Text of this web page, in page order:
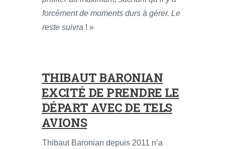
forcément de moments durs à gérer. Le
reste suivra ! »
THIBAUT BARONIAN
EXCITÉ DE PRENDRE LE
DÉPART AVEC DE TELS
AVIONS
Thibaut Baronian depuis 2011 n’a